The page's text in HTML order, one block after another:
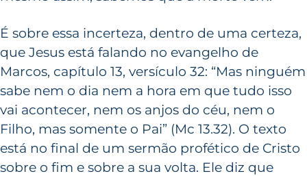
É sobre essa incerteza, dentro de uma certeza,
que Jesus está falando no evangelho de
Marcos, capítulo 13, versículo 32: “Mas ninguém
sabe nem o dia nem a hora em que tudo isso
vai acontecer, nem os anjos do céu, nem o
Filho, mas somente o Pai” (Mc 13.32). O texto
está no final de um sermão profético de Cristo
sobre o fim e sobre a sua volta. Ele diz que